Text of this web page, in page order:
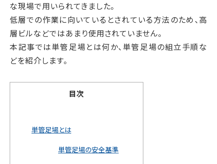
な現場で用いられてきました。
低層での作業に向いているとされている方法のため、高
層ビルなどではあまり使用されていません。
本記事では単管足場とは何か、単管足場の組立手順な
どを紹介します。
目次
単管足場とは
単管足場の安全基準